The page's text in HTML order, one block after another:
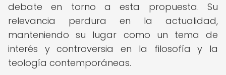
debate en torno a esta propuesta. Su
relevancia perdura en la actualidad,
manteniendo su lugar como un tema de
interés y controversia en la filosofía y la
teología contemporáneas.